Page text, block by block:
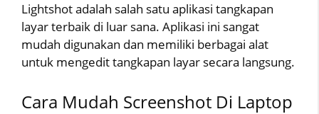
Lightshot adalah salah satu aplikasi tangkapan
layar terbaik di luar sana. Aplikasi ini sangat
mudah digunakan dan memiliki berbagai alat
untuk mengedit tangkapan layar secara langsung.
Cara Mudah Screenshot Di Laptop